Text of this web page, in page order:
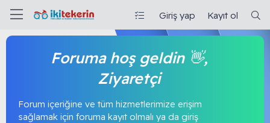
Giriş yap Kayıt ol
Foruma hoş geldin 👋,
Ziyaretçi
Forum içeriğine ve tüm hizmetlerimize erişim
sağlamak için foruma kayıt olmalı ya da giriş